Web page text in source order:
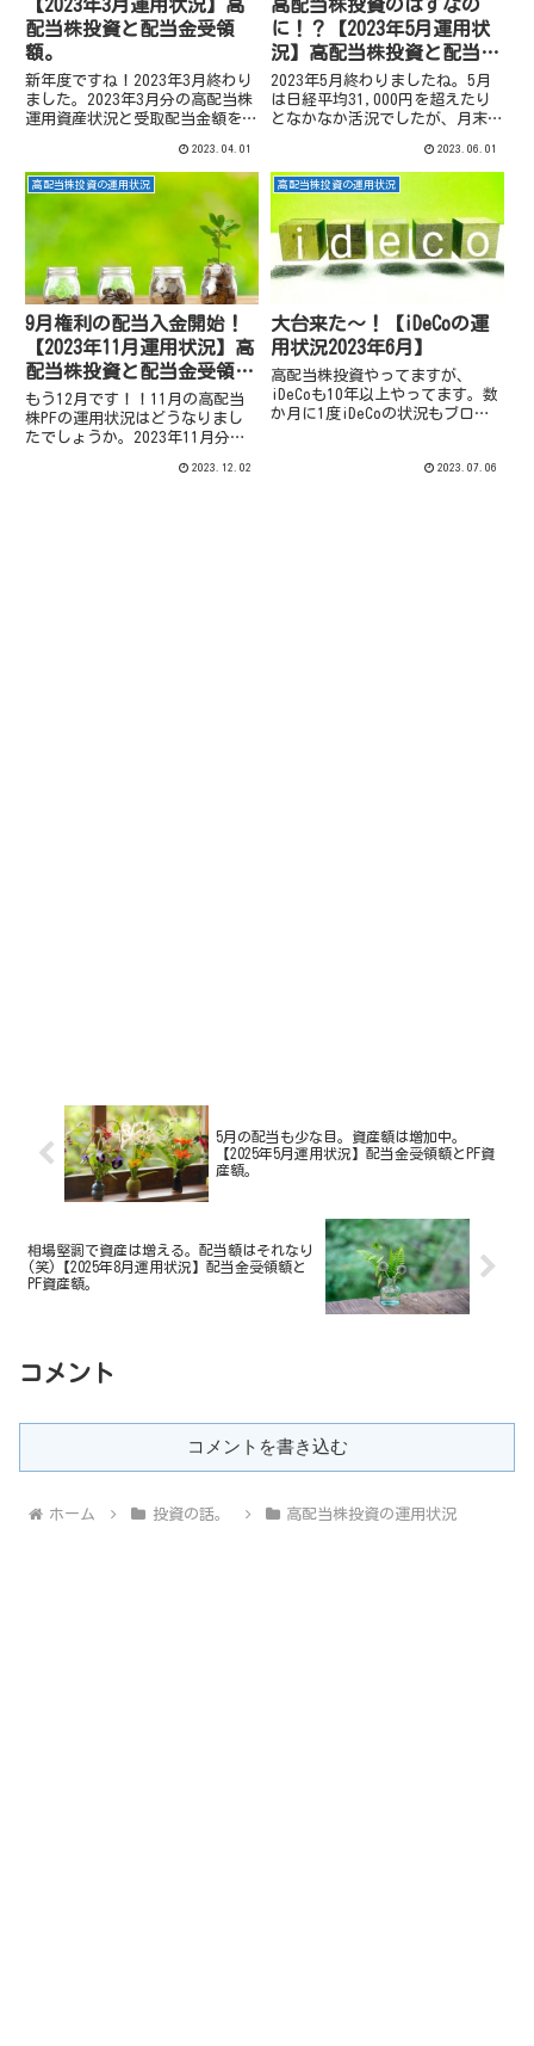
【2023年3月運用状況】高
配当株投資と配当金受領
額。
新年度ですね！2023年3月終わり
ました。2023年3月分の高配当株
運用資産状況と受取配当金額を
2023.04.01
高配当株投資のはずなの
に！？【2023年5月運用状
況】高配当株投資と配当金
受領額。
2023年5月終わりましたね。5月
は日経平均31,000円を超えたり
となかなか活況でしたが、月末は
高配当株運用資産状況と受取配当
金額をUPします。
2023.06.01
高配当株投資の運用状況
9月権利の配当入金開始！
【2023年11月運用状況】高
配当株投資と配当金受領
額。
もう12月です！！11月の高配当
株PFの運用状況はどうなりまし
たでしょうか。2023年11月分の
2023.12.02
高配当株投資の運用状況
大台来た～！【iDeCoの運
用状況2023年6月】
高配当株投資やってますが、
iDeCoも10年以上やってます。数
か月に1度iDeCoの状況もブログ
りにありそうなので、5月に引き
2023.07.06
5月の配当も少な目。資産額は増加中。
【2025年5月運用状況】配当金受領額とPF資
産額。
相場堅調で資産は増える。配当額はそれなり
(笑)【2025年8月運用状況】配当金受領額と
PF資産額。
コメント
コメントを書き込む
ホーム 投資の話。 高配当株投資の運用状況